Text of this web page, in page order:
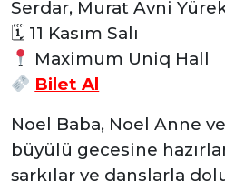
Serdar, Murat Avni
🗓 11 Kasım Salı
Maximum Uniq Hall
Bilet Al
Noel Baba, Noel Anne ve
büyülü gecesine
şarkılar ve danslarla